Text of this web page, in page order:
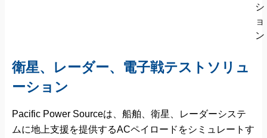
衛星、レーダー、電子戦テストソリュ
ーション
Pacific Power Sourceは、船舶、衛星、レーダーシステ
ムに地上支援を提供するACペイロードをシミュレートす